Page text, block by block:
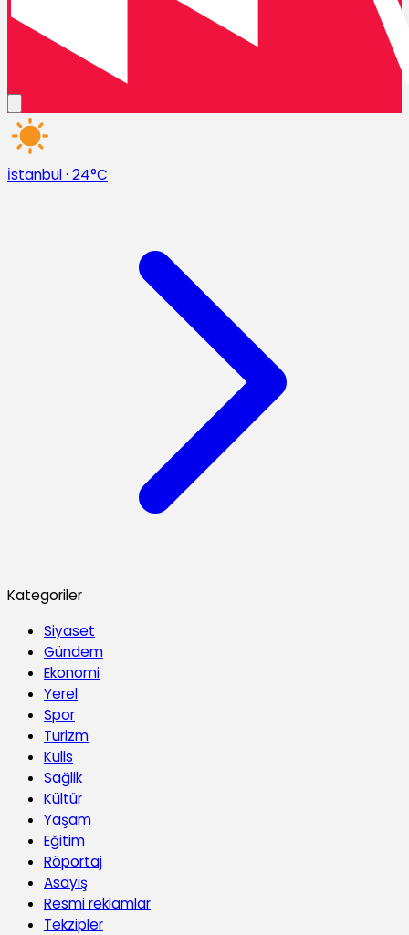
İstanbul· 24°C
Kategoriler
Siyaset
Gündem
Ekonomi
Yerel
Spor
Turizm
Kulis
Sağlik
Kültür
Yaşam
Eğitim
Röportaj
Asayiş
Resmi reklamlar
Tekzipler